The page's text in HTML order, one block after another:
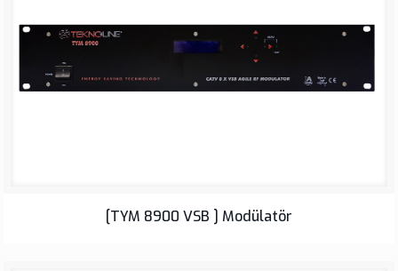
[TYM 8900 VSB ] Modülatör